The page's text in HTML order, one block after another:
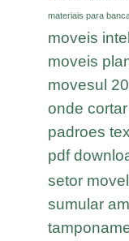
materiais para
moveis
moveis
movesul
onde
padroes
pdf
setor
sumular